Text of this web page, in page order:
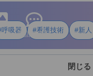
呼吸器 #看護技術 #新人
閉じる
ア 用語・資料